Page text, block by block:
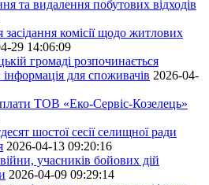
та видалення побутових відходів
засідання комісії щодо житлових
29 14:06:09
громаді розпочинається
для споживачів 2026-04-
ТОВ «Еко-Сервіс-Козелець»
шостої сесії селищної ради
2026-04-13 09:20:16
учасників бойових дій
2026-04-09 09:29:14